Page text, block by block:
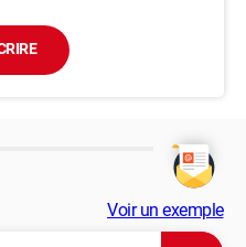
Voir un exemple